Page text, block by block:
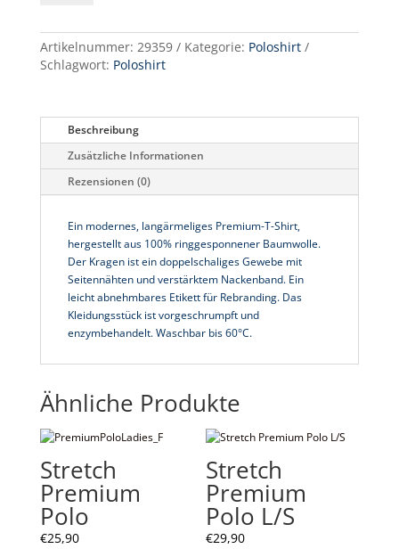
Menge
l
t
e
a
v
e
Artikelnummer: 29359 Kategorie: Poloshirt
Schlagwort: Poloshirt
Beschreibung
Zusätzliche Informationen
Rezensionen (0)
Ein modernes, langärmeliges Premium-T-Shirt,
hergestellt aus 100% ringgesponnener Baumwolle.
Der Kragen ist ein doppelschaliges Gewebe mit
Seitennähten und verstärktem Nackenband. Ein
leicht abnehmbares Etikett für Rebranding. Das
Kleidungsstück ist vorgeschrumpft und
enzymbehandelt. Waschbar bis 60°C.
Ähnliche Produkte
Stretch
Premium
Polo
€25,90
Stretch
Premium
Polo L/S
€29,90